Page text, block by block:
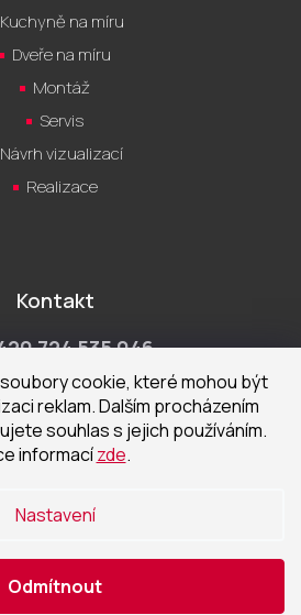
cookie, které mohou být
reklam. Dalším procházením
souhlas s jejich používáním.
informacízde.
Nastavení
Odmítnout
Kuchyně na míru
Dveře na míru
Montáž
Servis
Návrh vizualizací
Realizace
Kontakt
724 535 046
Pá 9:00 - 18:00 hod
České Budějovice